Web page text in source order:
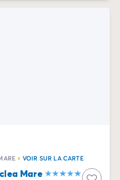
VOIR SUR LA CARTE
Mare